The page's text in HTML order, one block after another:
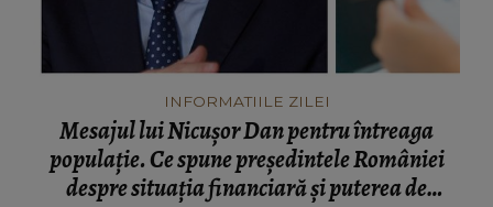
INFORMATIILE ZILEI
Mesajul lui Nicușor Dan pentru întreaga
populație. Ce spune președintele României
despre situația financiară și puterea de